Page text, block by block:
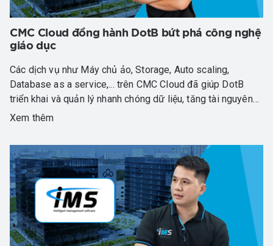
CMC Cloud đồng hành DotB bứt phá công nghệ
giáo dục
Các dịch vụ như Máy chủ ảo, Storage, Auto scaling,
Database as a service,... trên CMC Cloud đã giúp DotB
triển khai và quản lý nhanh chóng dữ liệu, tăng tài nguyên
khi có nhu cầu, đồng thời giảm thiểu chi phí không cần
kiệm gần 70% chi phí và đảm bảo việc cung cấp các dịch
vụ CRM, EMS của DotB luôn ổn định.
Xem thêm